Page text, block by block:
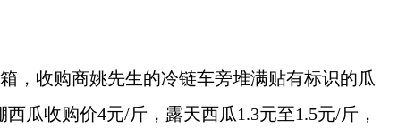
收购商姚先生的冷链车旁堆满贴有标识的瓜
瓜收购价4元/斤，露天西瓜1.3元至1.5元/斤，